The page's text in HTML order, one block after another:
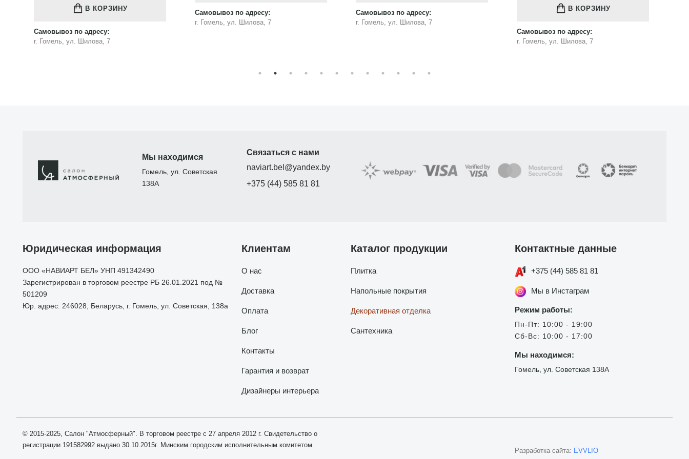
Самовывоз по адресу:
Самовывоз по адресу:
г. Гомель, ул. Шилова, 7
Самовывоз по адресу:
Мы находимся
Гомель, ул. Советская
138А
Связаться с нами
naviart.bel@yandex.by
+375 (44) 585 81 81
Юридическая информация
ООО «НАВИАРТ БЕЛ» УНП 491342490
Зарегистрирован в торговом реестре РБ 26.01.2021 под №
501209
Юр. адрес: 246028, Беларусь, г. Гомель, ул. Советская, 138а
Клиентам
О нас
Доставка
Оплата
Блог
Контакты
Гарантия и возврат
Дизайнеры интерьера
Каталог продукции
Плитка
Напольные покрытия
Декоративная отделка
Сантехника
Контактные данные
+375 (44) 585 81 81
Мы в Инстаграм
Режим работы:
Пн-Пт: 10:00 - 19:00
Сб-Вс: 10:00 - 17:00
Мы находимся:
Гомель, ул. Советская 138А
© 2015-2025, Салон "Атмосферный". В торговом реестре с 27 апреля 2012 г. Свидетельство о
регистрации 191582992 выдано 30.10.2015г. Минским городским исполнительным комитетом.
Разработка сайта: EVVLIO